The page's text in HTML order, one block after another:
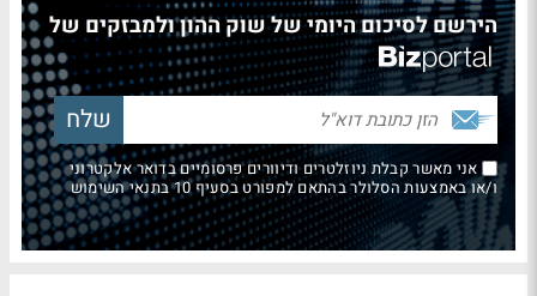
הירשם לסיכום היומי של שוק ההון ולמבזקים של
אני מאשר קבלת ניוזלטרים ודיוורים פרסומיים בדואר אלקטרוני
ו/או באמצעות הסלולר בהתאם למפורט בסעיף 10 בתנאי השימוש